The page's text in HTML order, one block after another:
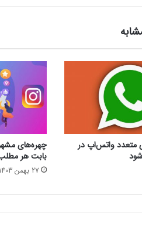
متعدد واتس‌اپ در
چهره‌های
بابت هر
27 بهمن 1403